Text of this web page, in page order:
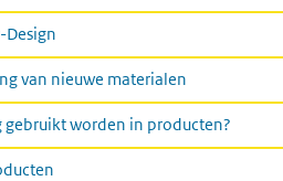
van nieuwe materialen
gebruikt worden in producten?